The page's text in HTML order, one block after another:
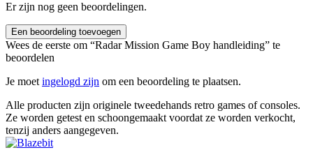
Er zijn nog geen beoordelingen.
Een beoordeling toevoegen
Wees de eerste om “Radar Mission Game Boy handleiding” te
beoordelen
Je moet ingelogd zijn om een beoordeling te plaatsen.
Alle producten zijn originele tweedehands retro games of consoles.
Ze worden getest en schoongemaakt voordat ze worden verkocht,
tenzij anders aangegeven.